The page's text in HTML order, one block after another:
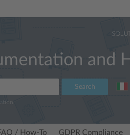
and
Search
/ How-To GDPR Compliance